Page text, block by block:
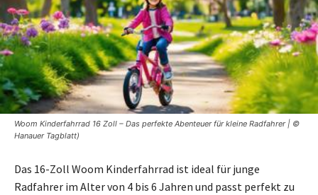
Woom Kinderfahrrad 16 Zoll – Das perfekte Abenteuer für kleine Radfahrer | ©
Hanauer Tagblatt)
Das 16-Zoll Woom Kinderfahrrad ist ideal für junge
Radfahrer im Alter von 4 bis 6 Jahren und passt perfekt zu